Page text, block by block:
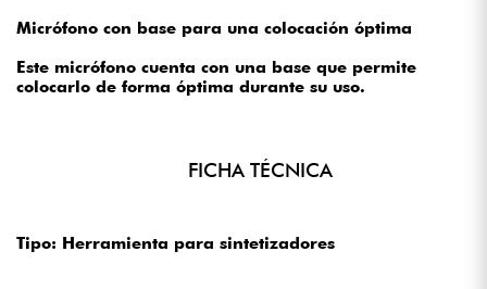
Micrófono con base para una colocación óptima
Este micrófono cuenta con una base que permite
colocarlo de forma óptima durante su uso.
FICHA TÉCNICA
Tipo: Herramienta para sintetizadores